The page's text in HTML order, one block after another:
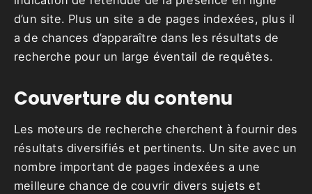
d’un site. Plus un site a de pages indexées, plus il
a de chances d’apparaître dans les résultats de
recherche pour un large éventail de requêtes.
Couverture du contenu
Les moteurs de recherche cherchent à fournir des
résultats diversifiés et pertinents. Un site avec un
nombre important de pages indexées a une
meilleure chance de couvrir divers sujets et